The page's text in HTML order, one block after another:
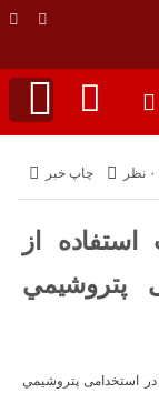
چاپ خبر ۰ نظر
از
پتروشيمي